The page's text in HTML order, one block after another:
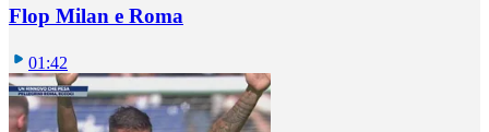
Flop Milan e Roma
01:42